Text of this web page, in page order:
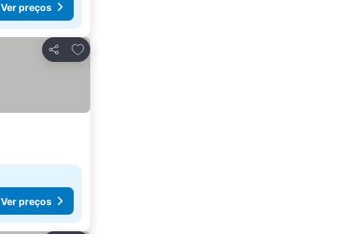
Ver preços
Partilhar
Adicionar aos favoritos
Ver preços